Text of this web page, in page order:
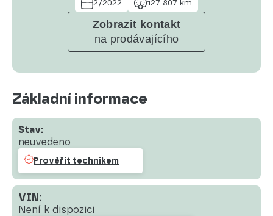
2/2022 127 807 km
Zobrazit kontakt
na prodávajícího
Základní informace
Stav:
neuvedeno
Prověřit technikem
VIN:
Není k dispozici